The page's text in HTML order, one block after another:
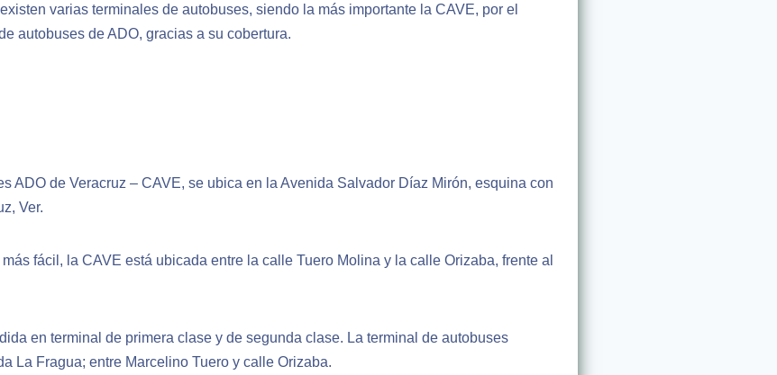
varias terminales de autobuses, siendo la más importante la CAVE, por el
autobuses de ADO, gracias a su cobertura.
ADO de Veracruz – CAVE, se ubica en la Avenida Salvador Díaz Mirón, esquina con
Ver.
fácil, la CAVE está ubicada entre la calle Tuero Molina y la calle Orizaba, frente al
en terminal de primera clase y de segunda clase. La terminal de autobuses
La Fragua; entre Marcelino Tuero y calle Orizaba.